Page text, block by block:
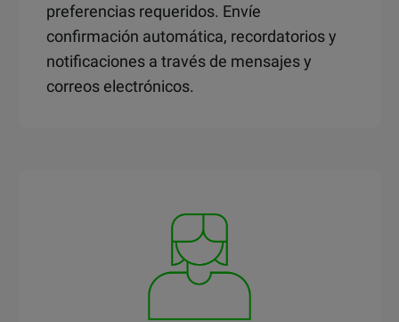
preferencias requeridos. Envíe
confirmación automática, recordatorios y
notificaciones a través de mensajes y
correos electrónicos.